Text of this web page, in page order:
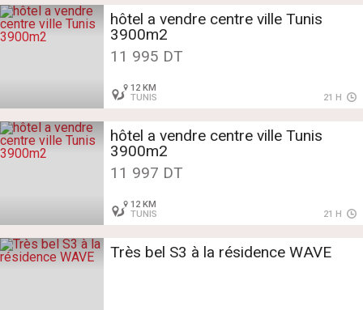
hôtel a vendre centre ville Tunis
3900m2
11 995 DT
12 KM
TUNIS
21 H
hôtel a vendre centre ville Tunis
3900m2
11 997 DT
12 KM
TUNIS
21 H
Très bel S3 à la résidence WAVE